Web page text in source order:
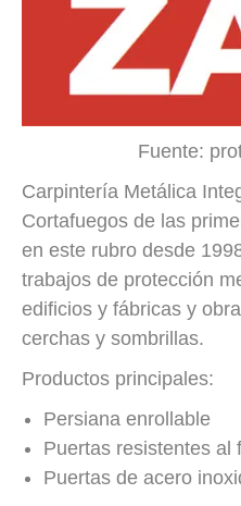
Fuente:
Carpintería Metálica
Cortafuegos de las
en este rubro desde
trabajos de protección
edificios y fábricas y
cerchas y sombrillas.
Productos principales:
Persiana enrollable
Puertas resistentes al
Puertas de acero